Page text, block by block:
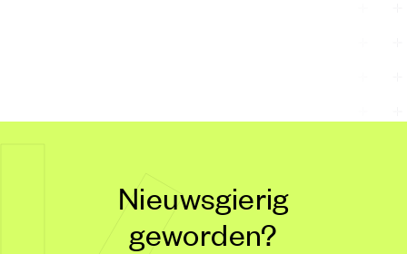
Nieuwsgierig
geworden?